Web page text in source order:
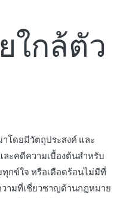
ใกล้ตัว
โดยมีวัตถุประสงค์ และ
ะคดีความเบื้องต้นสำหรับ
กข์ใจ หรือเดือดร้อนไม่มีที่
ามที่เชี่ยวชาญด้านกฎหมาย